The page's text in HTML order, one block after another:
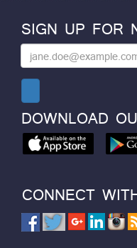
SIGN UP FOR
DOWNLOAD
CONNECT